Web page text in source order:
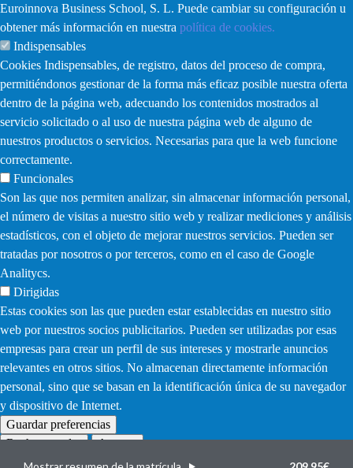
Euroinnova Business School, S. L. Puede cambiar su configuración u
obtener más información en nuestra política de cookies.
Indispensables
Cookies Indispensables, de registro, datos del proceso de compra,
permitiéndonos gestionar de la forma más eficaz posible nuestra oferta
dentro de la página web, adecuando los contenidos mostrados al
servicio solicitado o al uso de nuestra página web de alguno de
nuestros productos o servicios. Necesarias para que la web funcione
correctamente.
Funcionales
Son las que nos permiten analizar, sin almacenar información personal,
el número de visitas a nuestro sitio web y realizar mediciones y análisis
estadísticos, con el objeto de mejorar nuestros servicios. Pueden ser
tratadas por nosotros o por terceros, como en el caso de Google
Analitycs.
Dirigidas
Estas cookies son las que pueden estar establecidas en nuestro sitio
web por nuestros socios publicitarios. Pueden ser utilizadas por esas
empresas para crear un perfil de sus intereses y mostrarle anuncios
relevantes en otros sitios. No almacenan directamente información
personal, sino que se basan en la identificación única de su navegador
y dispositivo de Internet.
Guardar preferencias
Rechazar todas
Aceptar
Withdraw